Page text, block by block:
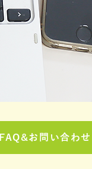
FAQ&お問い合わせ